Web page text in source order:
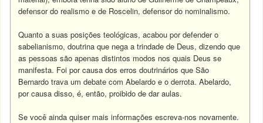
defensor do realismo e de Roscelin, defensor do nominalismo.
Quanto a suas posições teológicas, acabou por defender o
sabelianismo, doutrina que nega a trindade de Deus, dizendo que
as pessoas são apenas distintos modos nos quais Deus se
manifesta. Foi por causa dos erros doutrinários que São
Bernardo trava um debate com Abelardo e o derrota. Abelardo,
por causa disso, é, então, proibido de dar aulas.
Se você ainda quiser mais informações escreva-nos novamente.